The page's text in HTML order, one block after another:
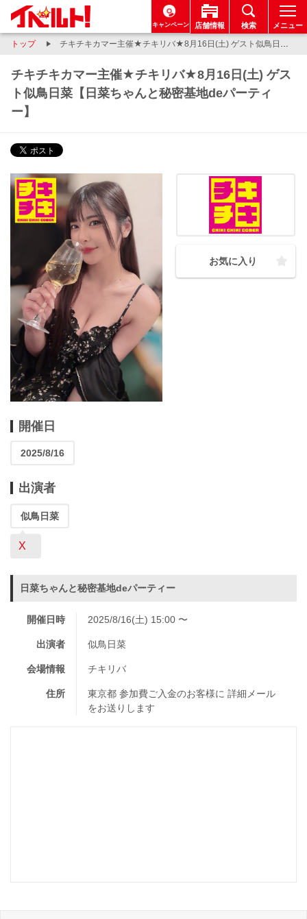
キャンペーン 店舗情報 検索 メニュー
トップ チキチキカマー主催★チキリバ★8月16日(土) ゲスト似鳥日菜【日菜ちゃんと秘密基地deパーティー】
チキチキカマー主催★チキリバ★8月16日(土) ゲス
ト似鳥日菜【日菜ちゃんと秘密基地deパーティ
ー】
お気に入り
開催日
2025/8/16
出演者
似鳥日菜
X
日菜ちゃんと秘密基地deパーティー
開催日時 2025/8/16(土) 15:00 〜
出演者 似鳥日菜
会場情報 チキリバ
住所
東京都 参加費ご入金のお客様に 詳細メール
をお送りします